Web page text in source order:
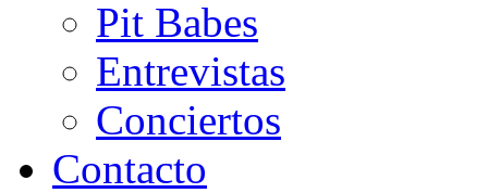
Pit Babes
Entrevistas
Conciertos
Contacto